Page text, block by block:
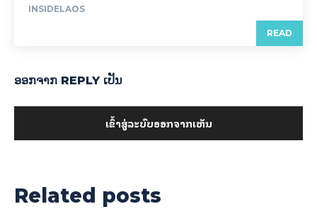
INSIDELAOS
READ
ອອກ​ຈາກ REPLY ເປັນ
ເຂົ້າ​ສູ່​ລະ​ບົບ​ອອກ​ຈາກ​ເຫັນ
Related posts